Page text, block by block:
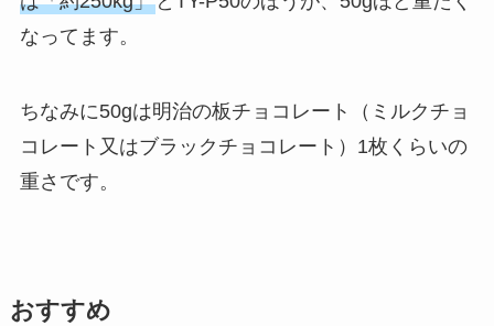
なってます。
ちなみに50gは明治の板チョコレート（ミルクチョ
コレート又はブラックチョコレート）1枚くらいの
重さです。
おすすめ